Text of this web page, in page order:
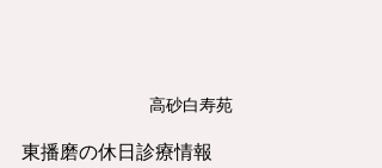
高砂白寿苑
東播磨の休日診療情報